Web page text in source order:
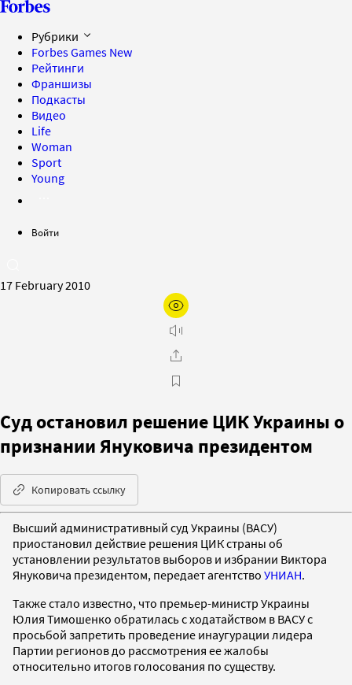
Рубрики
Forbes Games New
Рейтинги
Франшизы
Подкасты
Видео
Life
Woman
Sport
Young
Войти
17 February 2010
Суд остановил решение ЦИК Украины о
признании Януковича президентом
Копировать ссылку
Высший административный суд Украины (ВАСУ)
приостановил действие решения ЦИК страны об
установлении результатов выборов и избрании Виктора
Януковича президентом, передает агентство УНИАН.
Также стало известно, что премьер-министр Украины
Юлия Тимошенко обратилась с ходатайством в ВАСУ с
просьбой запретить проведение инаугурации лидера
Партии регионов до рассмотрения ее жалобы
относительно итогов голосования по существу.